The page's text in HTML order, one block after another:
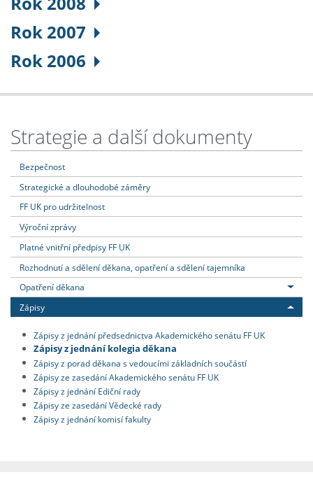
Rok 2007
Rok 2006
Strategie a další dokumenty
Bezpečnost
Strategické a dlouhodobé záměry
FF UK pro udržitelnost
Výroční zprávy
Platné vnitřní předpisy FF UK
Rozhodnutí a sdělení děkana, opatření a sdělení tajemníka
Opatření děkana
Zápisy
Zápisy z jednání předsednictva Akademického senátu FF UK
Zápisy z jednání kolegia děkana
Zápisy z porad děkana s vedoucími základních součástí
Zápisy ze zasedání Akademického senátu FF UK
Zápisy z jednání Ediční rady
Zápisy ze zasedání Vědecké rady
Zápisy z jednání komisí fakulty